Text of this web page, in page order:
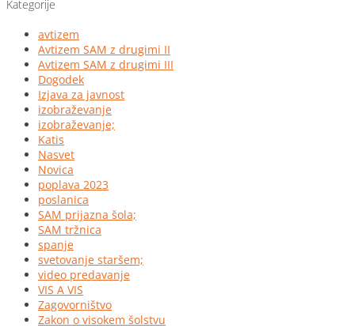
Kategorije
avtizem
Avtizem SAM z drugimi II
Avtizem SAM z drugimi III
Dogodek
Izjava za javnost
izobraževanje
izobraževanje;
Katis
Nasvet
Novica
poplava 2023
poslanica
SAM prijazna šola;
SAM tržnica
spanje
svetovanje staršem;
video predavanje
VIS A VIS
Zagovorništvo
Zakon o visokem šolstvu